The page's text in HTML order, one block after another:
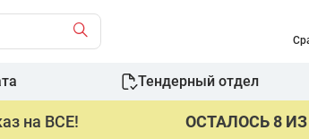
Тендерный отдел
на ВСЕ! ОСТАЛОСЬ 8 ИЗ